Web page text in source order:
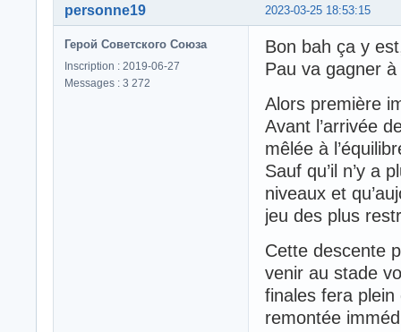
2023-03-25 18:53:15
personne19
Герой Советского Союза
Inscription : 2019-06-27
Messages : 3 272
Bon bah ça y
Pau va gagner
Alors première
Avant l’arrivée
mêlée à
Sauf qu’il n’y a
niveaux et
jeu des plus
Cette descente
venir au stade
finales fera plein
remontée